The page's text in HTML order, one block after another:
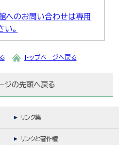
へのお問い合わせは専用
い。
トップページへ戻る
ジの先頭へ戻る
リンク集
リンクと著作権